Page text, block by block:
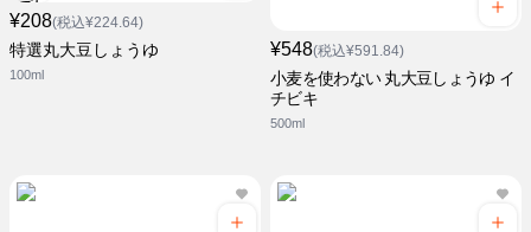
¥208(税込¥224.64)
特選丸大豆しょうゆ
100ml
¥548(税込¥591.84)
小麦を使わない 丸大豆しょうゆ イ
チビキ
500ml